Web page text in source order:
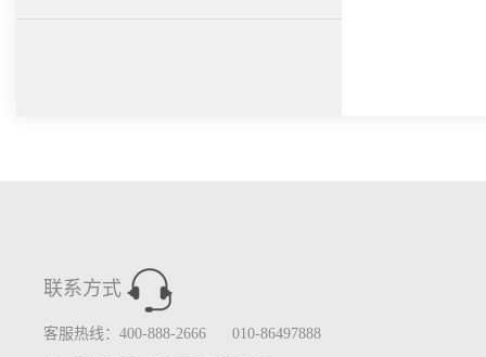
联系方式
客服热线：400-888-2666 010-86497888